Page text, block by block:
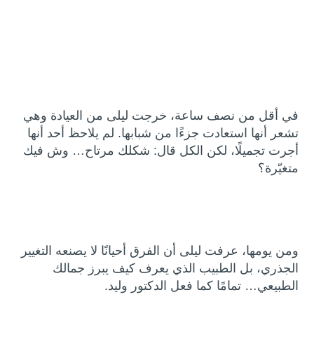
في أقل من نصف ساعة، خرجت ليلى من العيادة وهي
تشعر أنها استعادت جزءًا من شبابها. لم يلاحظ أحد أنها
أجرت تجميلًا، لكن الكل قال: شكلك مرتاح… وش فيك
متغيّرة؟
ومن يومها، عرفت ليلى أن الفرق أحيانًا لا يصنعه التغيير
الجذري، بل الطبيب الذي يعرف كيف يبرز جمالك
الطبيعي… تمامًا كما فعل الدكتور وليد.